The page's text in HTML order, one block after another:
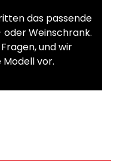
das passende
Weinschrank.
und wir
vor.